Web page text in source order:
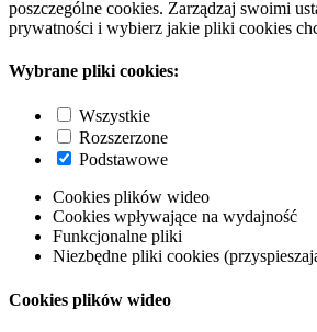
poszczególne cookies. Zarządzaj swoimi
prywatności i wybierz jakie pliki cookies
Wybrane pliki cookies:
Wszystkie
Rozszerzone
Podstawowe
Cookies plików wideo
Cookies wpływające na wydajność
Funkcjonalne pliki
Niezbędne pliki cookies
Cookies plików wideo